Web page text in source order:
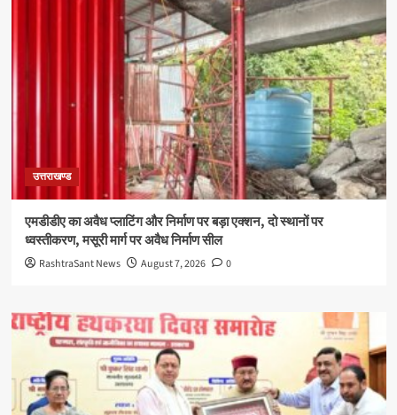
उत्तराखण्ड
एमडीडीए का अवैध प्लाटिंग और निर्माण पर बड़ा एक्शन, दो स्थानों पर
ध्वस्तीकरण, मसूरी मार्ग पर अवैध निर्माण सील
RashtraSant News August 7, 2026 0